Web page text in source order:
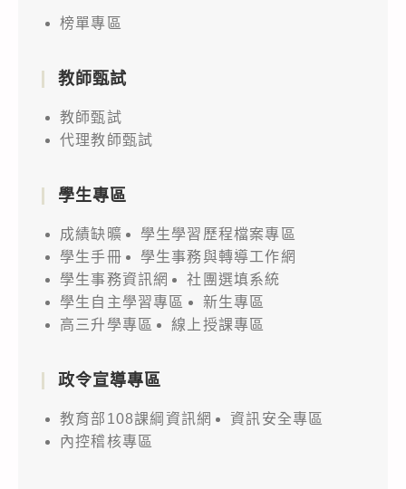
榜單專區
教師甄試
教師甄試
代理教師甄試
學生專區
成績缺曠
學生學習歷程檔案專區
學生手冊
學生事務與轉導工作網
學生事務資訊網
社團選填系統
學生自主學習專區
新生專區
高三升學專區
線上授課專區
政令宣導專區
教育部108課綱資訊網
資訊安全專區
內控稽核專區